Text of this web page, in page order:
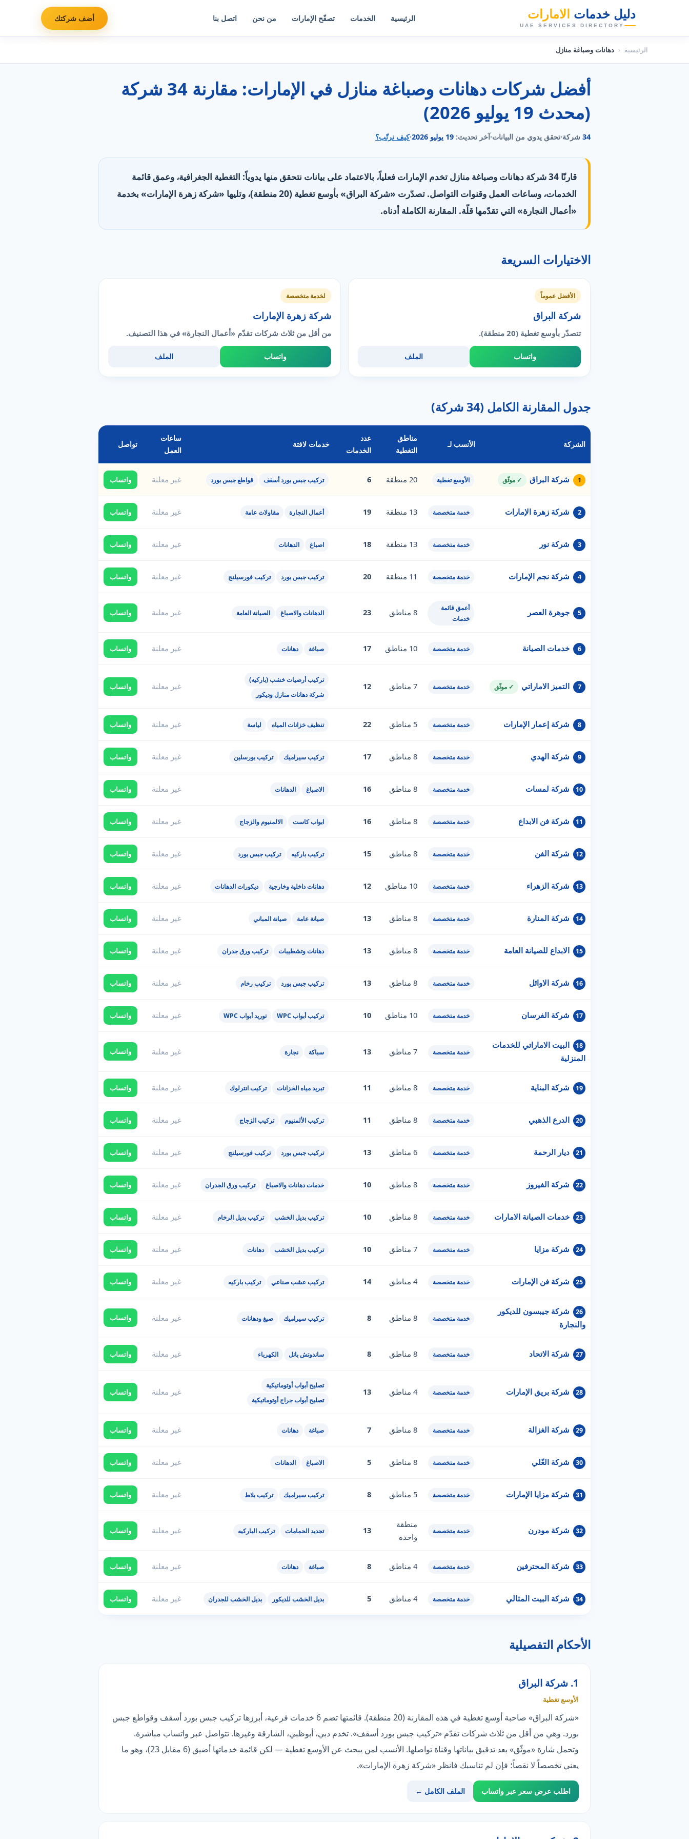
دليل خدمات الامارات
UAE SERVICES DIRECTORY
الرئيسية الخدمات تصفّح الإمارات من نحن اتصل بنا أضف شركتك
الرئيسية ‹ دهانات وصباغة منازل
أفضل شركات دهانات وصباغة منازل في الإمارات: مقارنة 34 شركة
(محدث 19 يوليو 2026)
34 شركة·تحقق يدوي من البيانات·آخر تحديث: 19 يوليو 2026 ·كيف نرتّب؟
قارنّا 34 شركة دهانات وصباغة منازل تخدم الإمارات فعلياً، بالاعتماد على بيانات نتحقق منها يدوياً: التغطية الجغرافية، وعمق قائمة
الخدمات، وساعات العمل وقنوات التواصل. تصدّرت «شركة البراق» بأوسع تغطية (20 منطقة)، وتليها «شركة زهرة الإمارات» بخدمة
«أعمال النجارة» التي تقدّمها قلّة. المقارنة الكاملة أدناه.
الاختيارات السريعة
الأفضل عموماً
شركة البراق
تتصدّر بأوسع تغطية (20 منطقة).
واتساب الملف
لخدمة متخصصة
شركة زهرة الإمارات
من أقل من ثلاث شركات تقدّم «أعمال النجارة» في هذا التصنيف.
واتساب الملف
جدول المقارنة الكامل (34 شركة)
الشركة الأنسب لـ
مناطق
التغطية
عدد
الخدمات
خدمات لافتة
ساعات
العمل
تواصل
1 شركة البراق ✓ موثّق الأوسع تغطية 20 منطقة 6 تركيب جبس بورد أسقف قواطع جبس بورد غير معلنة واتساب
2 شركة زهرة الإمارات خدمة متخصصة 13 منطقة 19 أعمال النجارة مقاولات عامة غير معلنة واتساب
3 شركة نور خدمة متخصصة 13 منطقة 18 اصباغ الدهانات غير معلنة واتساب
4 شركة نجم الإمارات خدمة متخصصة 11 منطقة 20 تركيب جبس بورد تركيب فورسيلنج غير معلنة واتساب
5 جوهرة العصر
أعمق قائمة
خدمات
8 مناطق 23 الدهانات والاصباغ الصيانة العامة غير معلنة واتساب
6 خدمات الصيانة خدمة متخصصة 10 مناطق 17 صباغة دهانات غير معلنة واتساب
7 التميز الاماراتي ✓ موثّق خدمة متخصصة 7 مناطق 12
تركيب أرضيات خشب (باركيه)
شركة دهانات منازل وديكور
غير معلنة واتساب
8 شركة إعمار الإمارات خدمة متخصصة 5 مناطق 22 تنظيف خزانات المياه لياسة غير معلنة واتساب
9 شركة الهدي خدمة متخصصة 8 مناطق 17 تركيب سيراميك تركيب بورسلين غير معلنة واتساب
10 شركة لمسات خدمة متخصصة 8 مناطق 16 الاصباغ الدهانات غير معلنة واتساب
11 شركة فن الابداع خدمة متخصصة 8 مناطق 16 ابواب كاست الالمنيوم والزجاج غير معلنة واتساب
12 شركة الفن خدمة متخصصة 8 مناطق 15 تركيب باركيه تركيب جبس بورد غير معلنة واتساب
13 شركة الزهراء خدمة متخصصة 10 مناطق 12 دهانات داخلية وخارجية ديكورات الدهانات غير معلنة واتساب
14 شركة المنارة خدمة متخصصة 8 مناطق 13 صيانة عامة صيانة المباني غير معلنة واتساب
15 الابداع للصيانة العامة خدمة متخصصة 8 مناطق 13 دهانات وتشطيبات تركيب ورق جدران غير معلنة واتساب
16 شركة الاوائل خدمة متخصصة 8 مناطق 13 تركيب جبس بورد تركيب رخام غير معلنة واتساب
17 شركة الفرسان خدمة متخصصة 10 مناطق 10 تركيب أبواب WPC توريد أبواب WPC غير معلنة واتساب
18
البيت الاماراتي للخدمات
المنزلية
خدمة متخصصة 7 مناطق 13 سباكة نجارة غير معلنة واتساب
19 شركة البناية خدمة متخصصة 8 مناطق 11 تبريد مياه الخزانات تركيب انترلوك غير معلنة واتساب
20 الدرع الذهبي خدمة متخصصة 8 مناطق 11 تركيب الألمنيوم تركيب الزجاج غير معلنة واتساب
21 ديار الرحمة خدمة متخصصة 6 مناطق 13 تركيب جبس بورد تركيب فورسيلنج غير معلنة واتساب
22 شركة الفيروز خدمة متخصصة 8 مناطق 10 خدمات دهانات والاصباغ تركيب ورق الجدران غير معلنة واتساب
23 خدمات الصيانة الامارات خدمة متخصصة 8 مناطق 10 تركيب بديل الخشب تركيب بديل الرخام غير معلنة واتساب
24 شركة مزايا خدمة متخصصة 7 مناطق 10 تركيب بديل الخشب دهانات غير معلنة واتساب
25 شركة فن الإمارات خدمة متخصصة 4 مناطق 14 تركيب عشب صناعي تركيب باركيه غير معلنة واتساب
26
شركة جيبسون للديكور
والنجارة
خدمة متخصصة 8 مناطق 8 تركيب سيراميك صبغ ودهانات غير معلنة واتساب
27 شركة الاتحاد خدمة متخصصة 8 مناطق 8 ساندوتش بانل الكهرباء غير معلنة واتساب
28 شركة بريق الإمارات خدمة متخصصة 4 مناطق 13
تصليح أبواب أوتوماتيكية
تصليح أبواب جراج أوتوماتيكية
غير معلنة واتساب
29 شركة الغزالة خدمة متخصصة 8 مناطق 7 صباغة دهانات غير معلنة واتساب
30 شركة العّلي خدمة متخصصة 8 مناطق 5 الاصباغ الدهانات غير معلنة واتساب
31 شركة مزايا الإمارات خدمة متخصصة 5 مناطق 8 تركيب سيراميك تركيب بلاط غير معلنة واتساب
32 شركة مودرن خدمة متخصصة
منطقة
واحدة
13 تجديد الحمامات تركيب الباركيه غير معلنة واتساب
33 شركة المحترفين خدمة متخصصة 4 مناطق 8 صباغة دهانات غير معلنة واتساب
34 شركة البيت المثالي خدمة متخصصة 4 مناطق 5 بديل الخشب للديكور بديل الخشب للجدران غير معلنة واتساب
الأحكام التفصيلية
1. شركة البراق
الأوسع تغطية
«شركة البراق» صاحبة أوسع تغطية في هذه المقارنة (20 منطقة). قائمتها تضم 6 خدمات فرعية، أبرزها تركيب جبس بورد أسقف وقواطع جبس
بورد. وهي من أقل من ثلاث شركات تقدّم «تركيب جبس بورد أسقف». تخدم دبي، أبوظبي، الشارقة وغيرها. تتواصل عبر واتساب مباشرة.
وتحمل شارة «موثّق» بعد تدقيق بياناتها وقناة تواصلها. الأنسب لمن يبحث عن الأوسع تغطية — لكن قائمة خدماتها أضيق (6 مقابل 23)، وهو ما
يعني تخصصاً لا نقصاً؛ فإن لم تناسبك فانظر «شركة زهرة الإمارات».
اطلب عرض سعر عبر واتساب الملف الكامل ←